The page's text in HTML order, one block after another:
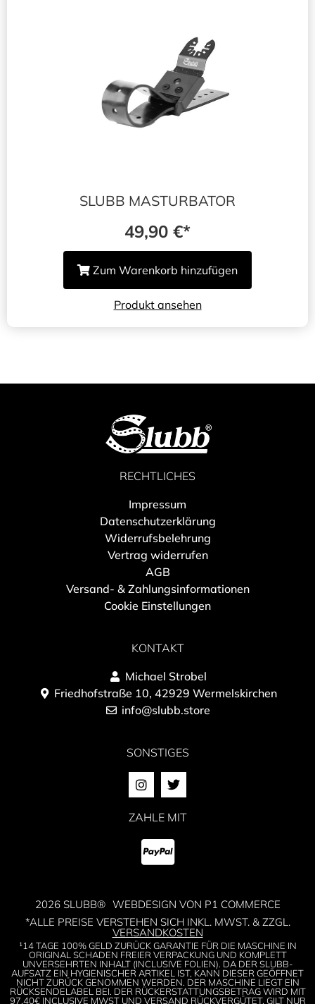
SLUBB MASTURBATOR
49,90 €
Zum Warenkorb hinzufügen
Produkt ansehen
RECHTLICHES
Impressum
Datenschutzerklärung
Widerrufsbelehrung
Vertrag widerrufen
AGB
Versand- & Zahlungsinformationen
Cookie Einstellungen
KONTAKT
Michael Strobel
Friedhofstraße 10, 42929 Wermelskirchen
info@slubb.store
SONSTIGES
ZAHLE MIT
2026 SLUBB® WEBDESIGN VON P1 COMMERCE
*ALLE PREISE VERSTEHEN SICH INKL. MWST. & ZZGL.
VERSANDKOSTEN
¹14 TAGE 100% GELD ZURÜCK GARANTIE FÜR DIE MASCHINE IN
ORIGINAL SCHADEN FREIER VERPACKUNG UND KOMPLETT
UNVERSEHRTEN INHALT (INCLUSIVE FOLIEN). DA DER SLUBB-
AUFSATZ EIN HYGIENISCHER ARTIKEL IST, KANN DIESER GEÖFFNET
NICHT ZURÜCK GENOMMEN WERDEN. DER MASCHINE LIEGT EIN
RÜCKSENDELABEL BEI. DER RÜCKERSTATTUNGSBETRAG WIRD MIT
97,40€ INCLUSIVE MWST UND VERSAND RÜCKVERGÜTET. GILT NUR